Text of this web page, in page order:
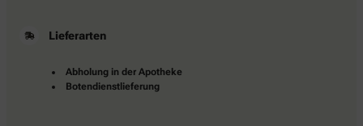
Lieferarten
Abholung in der Apotheke
Botendienstlieferung